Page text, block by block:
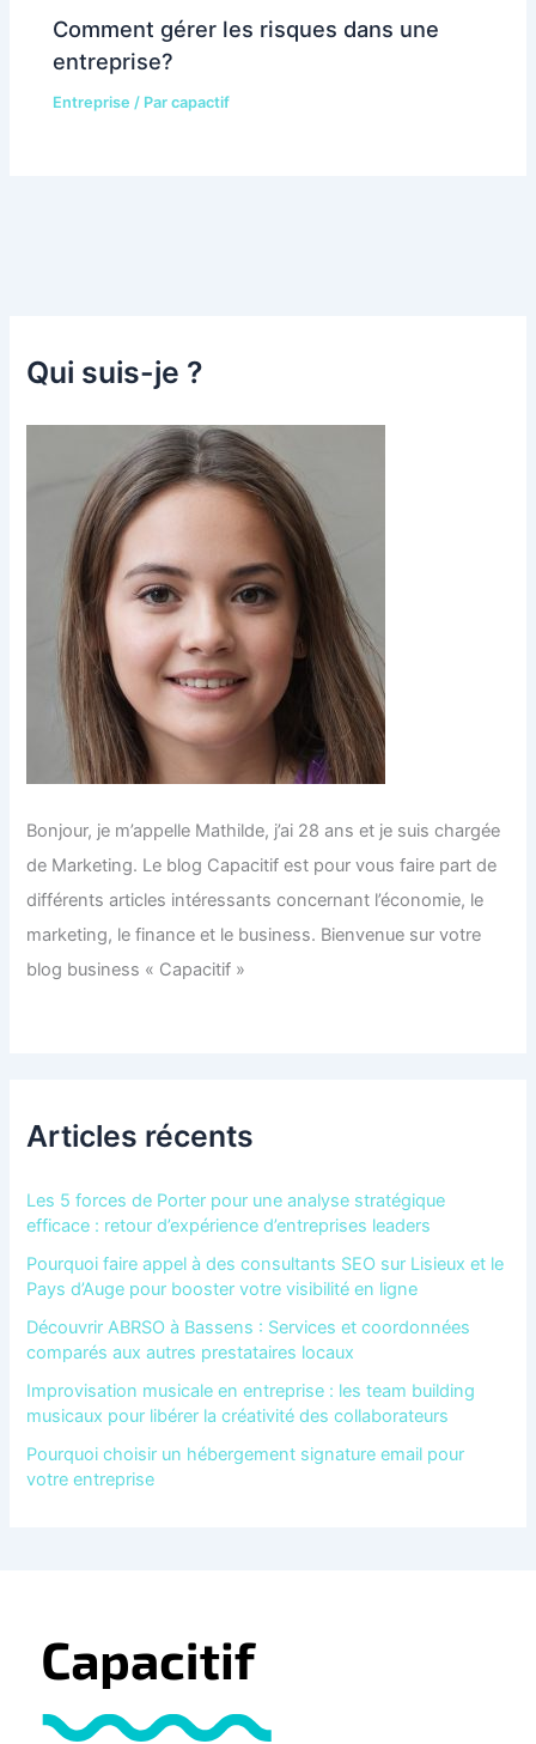
Comment gérer les risques dans une
entreprise?
Entreprise / Parcapactif
Qui suis-je ?
Bonjour, je m’appelle Mathilde, j’ai 28 ans et je suis chargée
de Marketing. Le blog Capacitif est pour vous faire part de
différents articles intéressants concernant l’économie, le
marketing, le finance et le business. Bienvenue sur votre
blog business « Capacitif »
Articles récents
Les 5 forces de Porter pour une analyse stratégique
efficace : retour d’expérience d’entreprises leaders
Pourquoi faire appel à des consultants SEO sur Lisieux et le
Pays d’Auge pour booster votre visibilité en ligne
Découvrir ABRSO à Bassens : Services et coordonnées
comparés aux autres prestataires locaux
Improvisation musicale en entreprise : les team building
musicaux pour libérer la créativité des collaborateurs
Pourquoi choisir un hébergement signature email pour
votre entreprise